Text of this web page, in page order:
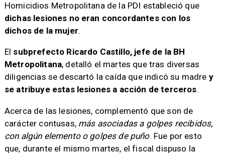
Homicidios Metropolitana de la PDI estableció que
dichas lesiones no eran concordantes con los
dichos de la mujer.
El subprefecto Ricardo Castillo, jefe de la BH
Metropolitana, detalló el martes que tras diversas
diligencias se descartó la caída que indicó su madre y
se atribuye estas lesiones a acción de terceros.
Acerca de las lesiones, complementó que son de
carácter contusas, más asociadas a golpes recibidos,
con algún elemento o golpes de puño. Fue por esto
que, durante el mismo martes, el fiscal dispuso la